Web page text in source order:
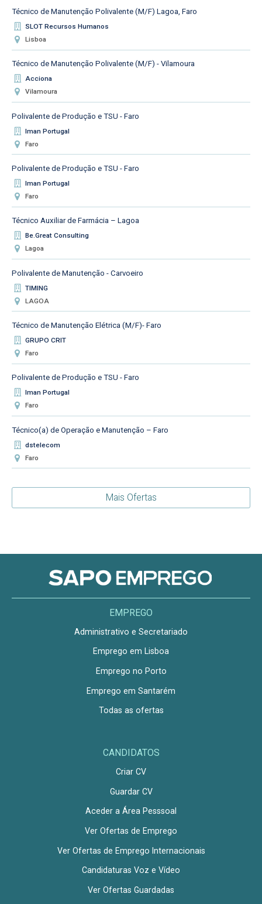
Técnico de Manutenção Polivalente (M/F) Lagoa, Faro
SLOT Recursos Humanos
Lisboa
Técnico de Manutenção Polivalente (M/F) - Vilamoura
Acciona
Vilamoura
Polivalente de Produção e TSU - Faro
Iman Portugal
Faro
Polivalente de Produção e TSU - Faro
Iman Portugal
Faro
Técnico Auxiliar de Farmácia – Lagoa
Be.Great Consulting
Lagoa
Polivalente de Manutenção - Carvoeiro
TIMING
LAGOA
Técnico de Manutenção Elétrica (M/F)- Faro
GRUPO CRIT
Faro
Polivalente de Produção e TSU - Faro
Iman Portugal
Faro
Técnico(a) de Operação e Manutenção – Faro
dstelecom
Faro
Mais Ofertas
EMPREGO
Administrativo e Secretariado
Emprego em Lisboa
Emprego no Porto
Emprego em Santarém
Todas as ofertas
CANDIDATOS
Criar CV
Guardar CV
Aceder a Área Pesssoal
Ver Ofertas de Emprego
Ver Ofertas de Emprego Internacionais
Candidaturas Voz e Vídeo
Ver Ofertas Guardadas